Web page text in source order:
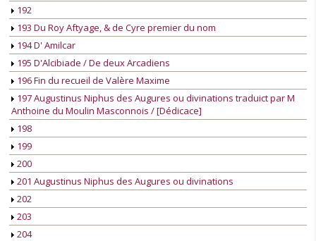
192
193 Du Roy Aftyage, & de Cyre premier du nom
194 D' Amilcar
195 D'Alcibiade / De deux Arcadiens
196 Fin du recueil de Valère Maxime
197 Augustinus Niphus des Augures ou divinations traduict par M
Anthoine du Moulin Masconnois / [Dédicace]
198
199
200
201 Augustinus Niphus des Augures ou divinations
202
203
204